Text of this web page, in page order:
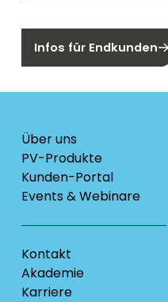
Infos für Endkunden
Über uns
PV-Produkte
Kunden-Portal
Events & Webinare
Kontakt
Akademie
Karriere